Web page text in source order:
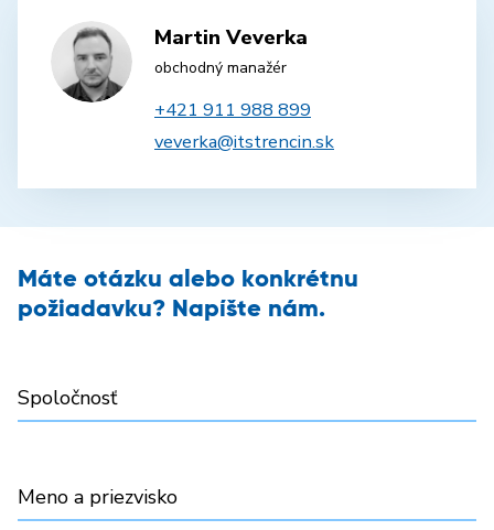
Martin Veverka
obchodný manažér
+421 911 988 899
veverka@itstrencin.sk
Máte otázku alebo konkrétnu
požiadavku? Napíšte nám.
Spoločnosť
Meno a priezvisko